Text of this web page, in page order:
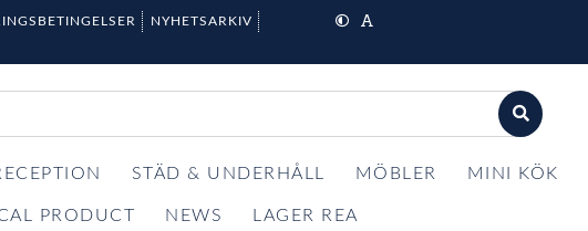
NYHETSARKIV
STÄD & UNDERHÅLL MÖBLER MINI KÖK
PRODUCT NEWS LAGER REA